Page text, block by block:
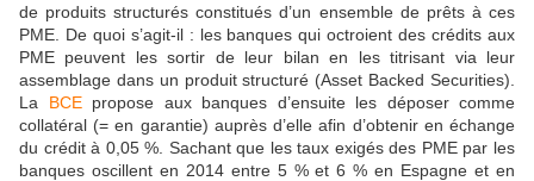
de produits structurés constitués d’un ensemble de prêts à ces
PME. De quoi s’agit-il : les banques qui octroient des crédits aux
PME peuvent les sortir de leur bilan en les titrisant via leur
assemblage dans un produit structuré (Asset Backed Securities).
La BCEpropose aux banques d’ensuite les déposer comme
collatéral (= en garantie) auprès d’elle afin d’obtenir en échange
du crédit à 0,05 %. Sachant que les taux exigés des PME par les
banques oscillent en 2014 entre 5 % et 6 % en Espagne et en